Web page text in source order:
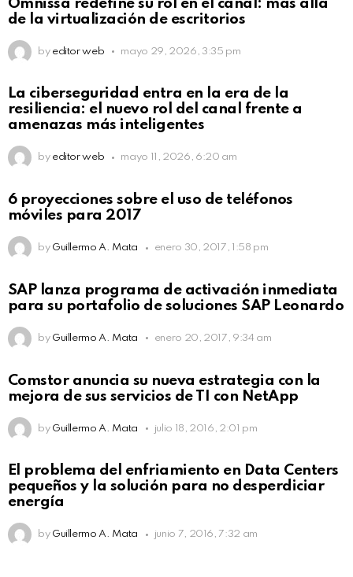
Omnissa redefine su rol en el canal: más allá
de la virtualización de escritorios
by editor web mayo 29, 2026, 3:35 pm
La ciberseguridad entra en la era de la
resiliencia: el nuevo rol del canal frente a
amenazas más inteligentes
by editor web mayo 11, 2026, 6:20 am
6 proyecciones sobre el uso de teléfonos
móviles para 2017
by Guillermo A. Mata enero 30, 2017, 1:58 pm
SAP lanza programa de activación inmediata
para su portafolio de soluciones SAP Leonardo
by Guillermo A. Mata enero 20, 2017, 9:34 am
Comstor anuncia su nueva estrategia con la
mejora de sus servicios de TI con NetApp
by Guillermo A. Mata julio 18, 2016, 2:01 pm
El problema del enfriamiento en Data Centers
pequeños y la solución para no desperdiciar
energía
by Guillermo A. Mata junio 7, 2016, 7:32 am